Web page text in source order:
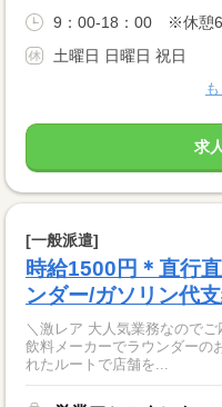
9：00-18：00 ※休憩
土曜日 日曜日 祝日
求
[一般派遣]
時給1500円＊直行
ンダー/ガソリン代
＼激レア 大人気業務なので
飲料メーカーでラウンダーの
れたルートで店舗を...